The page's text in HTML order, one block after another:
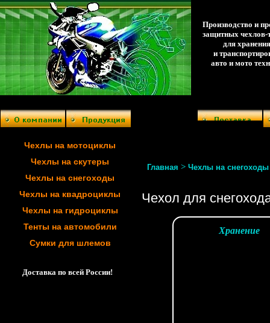
Производство и
защитных чехлов-
для хранения
и
авто и мото
Чехлы на мотоциклы
Чехлы на скутеры
Чехлы на снегоходы
Чехлы на квадроциклы
Чехлы на гидроциклы
Тенты на автомобили
Сумки для шлемов
Доставка по всей России!
Главная > Чехлы на снегоходы
Чехол для
Хранение